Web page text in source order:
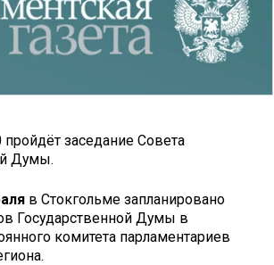
пройдёт заседание Совета
Думы.
в Стокгольме запланировано
Государственной Думы в
комитета парламентариев